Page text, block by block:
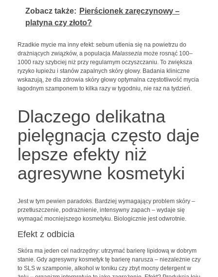
Zobacz także: Pierścionek zaręczynowy –
platyna czy złoto?
Rzadkie mycie ma inny efekt: sebum utlenia się na powietrzu do
drażniących związków, a populacja Malasseziamoże rosnąć 100–
1000 razy szybciej niż przy regularnym oczyszczaniu. To zwiększa
ryzyko łupieżu i stanów zapalnych skóry głowy. Badania kliniczne
wskazują, że dla zdrowia skóry głowy optymalna częstotliwość mycia
łagodnym szamponem to kilka razy w tygodniu, nie raz na tydzień.
Dlaczego delikatna
pielęgnacja często daje
lepsze efekty niż
agresywne kosmetyki
Jest w tym pewien paradoks. Bardziej wymagający problem skóry –
przetłuszczenie, podrażnienie, intensywny zapach – wydaje się
wymagać mocniejszego kosmetyku. Biologicznie jest odwrotnie.
Efekt z odbicia
Skóra ma jeden cel nadrzędny: utrzymać barierę lipidową w dobrym
stanie. Gdy agresywny kosmetyk tę barierę narusza – niezależnie czy
to SLS w szamponie, alkohol w toniku czy zbyt mocny detergent w